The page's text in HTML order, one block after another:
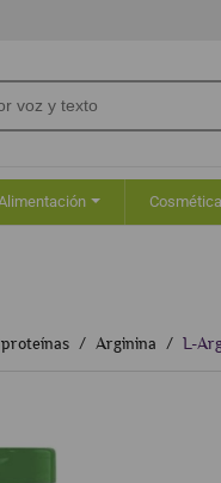
Arginina L-